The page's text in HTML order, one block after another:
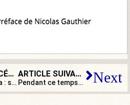
ARTICLE PRÉCÉDENT
Jordan Bardella : son heure n’est pas encore venue
ARTICLE SUIVANT
Pendant ce temps-là, les églises vandalisées se multiplient… Next